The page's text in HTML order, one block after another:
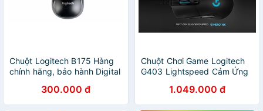
Chuột Logitech B175 Hàng
chính hãng, bảo hành Digital
300.000 đ
Chuột Chơi Game Logitech
G403 Lightspeed Cảm Ứng
Hành 1 Năm1.049.000 đ